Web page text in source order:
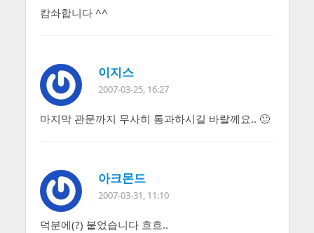
캄솨합니다 ^^
이지스
2007-03-25, 16:27
마지막 관문까지 무사히 통과하시길 바랄께요.. 🙂
아크몬드
2007-03-31, 11:10
덕분에(?) 붙었습니다 흐흐..